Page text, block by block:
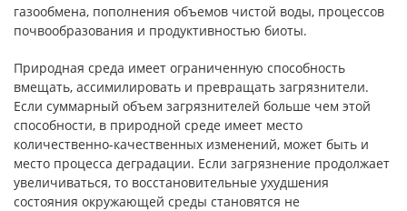
газообмена, пополнения объемов чистой воды, процессов
почвообразования и продуктивностью биоты.
Природная среда имеет ограниченную способность
вмещать, ассимилировать и превращать загрязнители.
Если суммарный объем загрязнителей больше чем этой
способности, в природной среде имеет место
количественно-качественных изменений, может быть и
место процесса деградации. Если загрязнение продолжает
увеличиваться, то восстановительные ухудшения
состояния окружающей среды становятся не